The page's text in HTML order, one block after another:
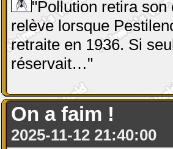
"Pollution retira
relève lorsque
retraite en 1936. Si
réservait…"
On a faim !
2025-11-12 21:40:00